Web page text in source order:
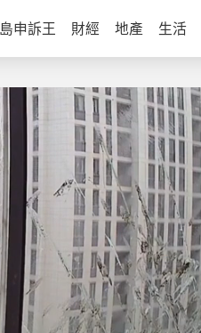
申訴王 財經 地產 生活